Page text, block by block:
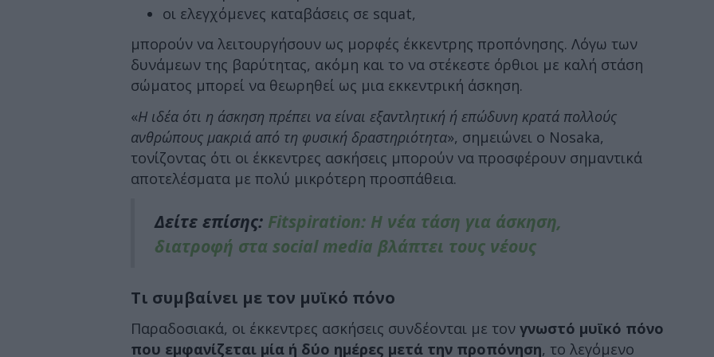
οι ελεγχόμενες καταβάσεις σε squat,
μπορούν να λειτουργήσουν ως μορφές έκκεντρης προπόνησης. Λόγω των
δυνάμεων της βαρύτητας, ακόμη και το να στέκεστε όρθιοι με καλή στάση
σώματος μπορεί να θεωρηθεί ως μια εκκεντρική άσκηση.
«Η ιδέα ότι η άσκηση πρέπει να είναι εξαντλητική ή επώδυνη κρατά πολλούς
ανθρώπους μακριά από τη φυσική δραστηριότητα», σημειώνει ο Nosaka,
τονίζοντας ότι οι έκκεντρες ασκήσεις μπορούν να προσφέρουν σημαντικά
αποτελέσματα με πολύ μικρότερη προσπάθεια.
Δείτε επίσης: Fitspiration: Η νέα τάση για άσκηση,
διατροφή στα social media βλάπτει τους νέους
Τι συμβαίνει με τον μυϊκό πόνο
Παραδοσιακά, οι έκκεντρες ασκήσεις συνδέονται με τον γνωστό μυϊκό πόνο
που εμφανίζεται μία ή δύο ημέρες μετά την προπόνηση, το λεγόμενο